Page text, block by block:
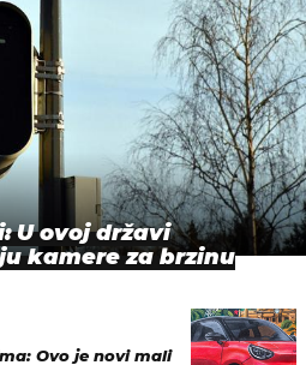
U ovoj državi
kamere za brzinu
Ovo je novi mali